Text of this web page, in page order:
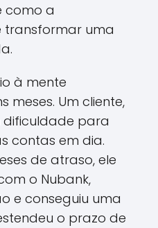
como a
uma
à mente
meses. Um cliente,
dificuldade para
contas em dia.
de atraso, ele
o Nubank,
e conseguiu uma
o prazo de